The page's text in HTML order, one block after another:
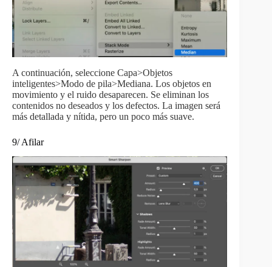
A continuación, seleccione Capa>Objetos
inteligentes>Modo de pila>Mediana. Los objetos en
movimiento y el ruido desaparecen. Se eliminan los
contenidos no deseados y los defectos. La imagen será
más detallada y nítida, pero un poco más suave.
9/ Afilar